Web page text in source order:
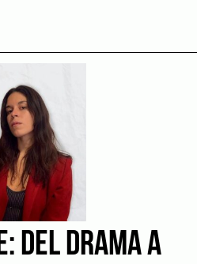
DEL DRAMA A